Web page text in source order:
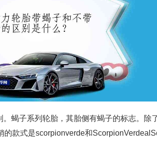
蝎子系列轮胎，其胎侧有蝎子的标志。除
款式是scorpionverde和